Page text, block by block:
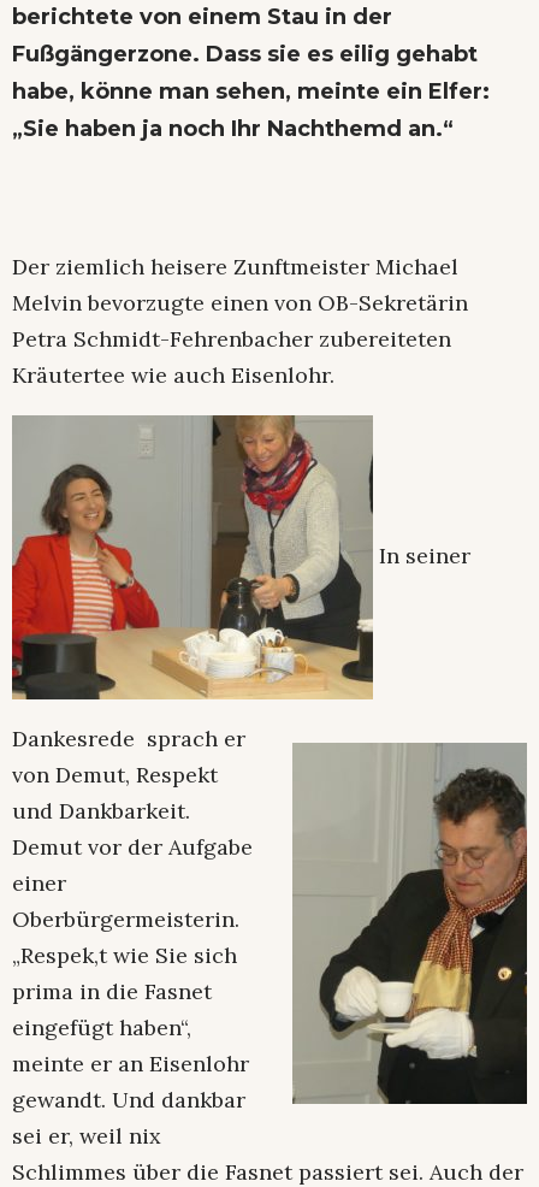
berichtete von einem Stau in der
Fußgängerzone. Dass sie es eilig gehabt
habe, könne man sehen, meinte ein Elfer:
„Sie haben ja noch Ihr Nachthemd an.“
Der ziemlich heisere Zunftmeister Michael
Melvin bevorzugte einen von OB-Sekretärin
Petra Schmidt-Fehrenbacher zubereiteten
Kräutertee wie auch Eisenlohr.
In seiner
Dankesrede sprach er
von Demut, Respekt
und Dankbarkeit.
Demut vor der Aufgabe
einer
Oberbürgermeisterin.
„Respek,t wie Sie sich
prima in die Fasnet
eingefügt haben“,
meinte er an Eisenlohr
gewandt. Und dankbar
sei er, weil nix
Schlimmes über die Fasnet passiert sei. Auch der